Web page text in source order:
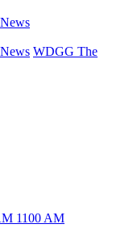
WDGG The
1100 AM